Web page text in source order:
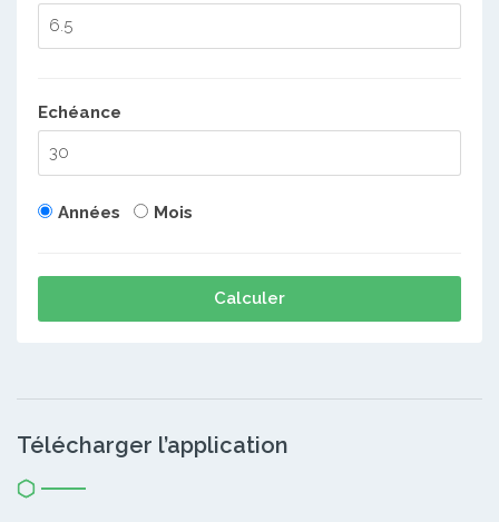
Echéance
Années Mois
Calculer
Télécharger l’application